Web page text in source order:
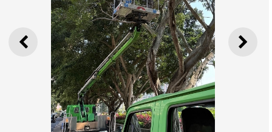
上一則 下一